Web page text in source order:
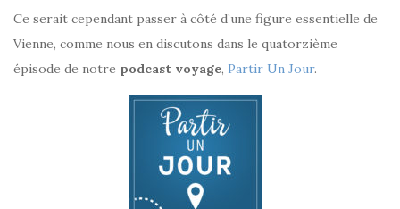
Ce serait cependant passer à côté d’une figure essentielle de
Vienne, comme nous en discutons dans le quatorzième
épisode de notre podcast voyage, Partir Un Jour.